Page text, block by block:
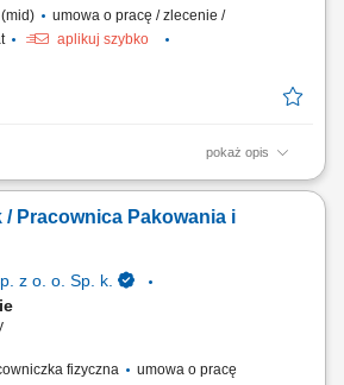
umowa o pracę / zlecenie /
aplikuj szybko
pokaż opis
konsultacji i wsparcia psychologicznego
transportu. Budowanie profesjonalnych
o wysoką jakość obsługi. Korzystanie z
wspierających codzienną pracę.
/ Pracownica Pakowania i
z o. o. Sp. k.
fizyczna
umowa o pracę